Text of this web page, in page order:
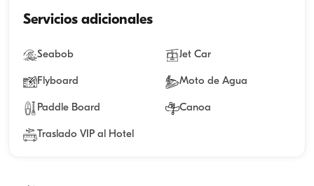
Servicios adicionales
Seabob Jet Car
Flyboard Moto de Agua
Paddle Board Canoa
Traslado VIP al Hotel